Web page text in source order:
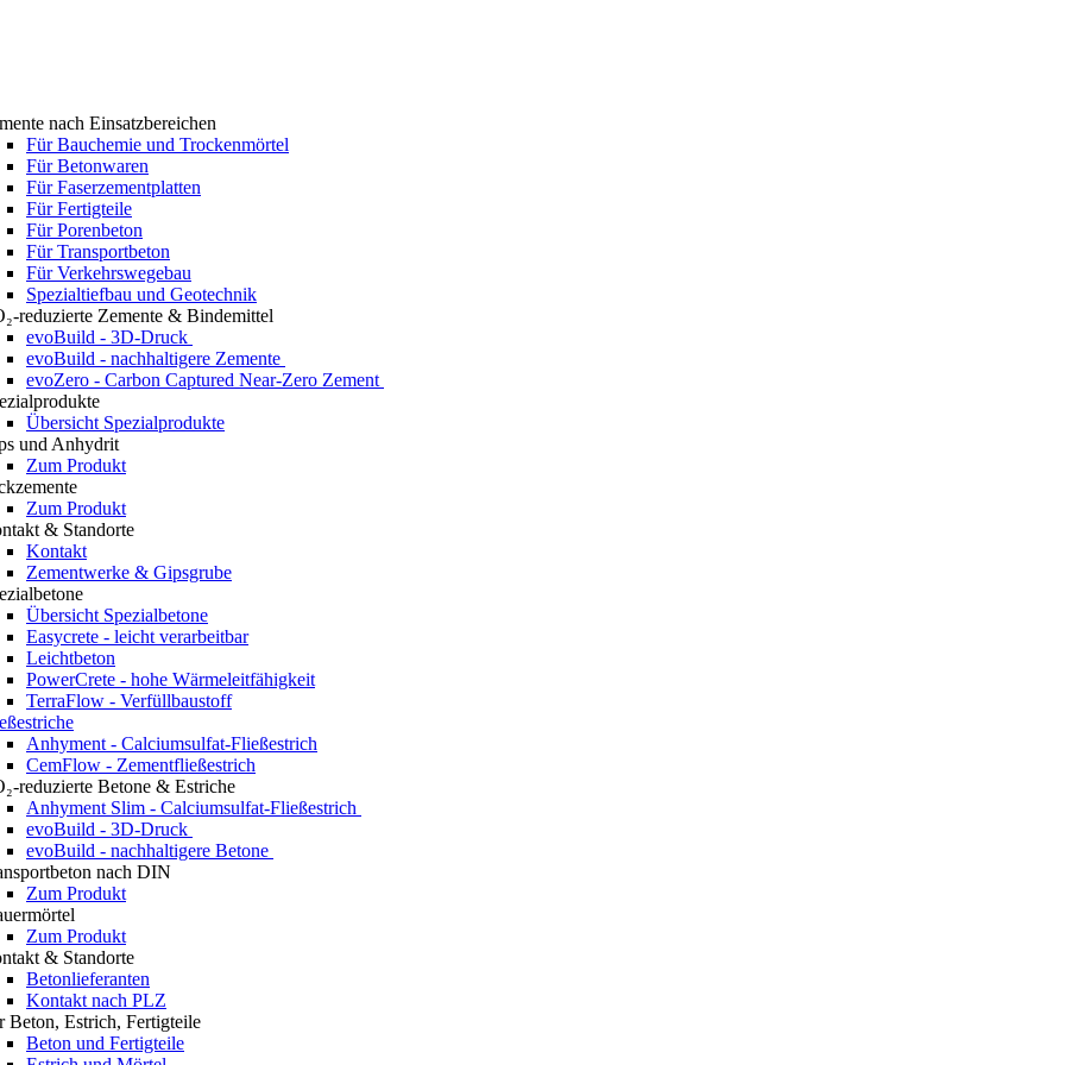
nach Einsatzbereichen
Für Bauchemie und Trockenmörtel
Für Betonwaren
Für Faserzementplatten
Für Fertigteile
Für Porenbeton
Für Transportbeton
Für Verkehrswegebau
Spezialtiefbau und Geotechnik
reduzierte Zemente & Bindemittel
evoBuild - 3D-Druck
evoBuild - nachhaltigere Zemente
evoZero - Carbon Captured Near-Zero Zement
Übersicht Spezialprodukte
und Anhydrit
Zum Produkt
Zum Produkt
& Standorte
Kontakt
Zementwerke & Gipsgrube
Übersicht Spezialbetone
Easycrete - leicht verarbeitbar
Leichtbeton
PowerCrete - hohe Wärmeleitfähigkeit
TerraFlow - Verfüllbaustoff
Anhyment - Calciumsulfat-Fließestrich
CemFlow - Zementfließestrich
reduzierte Betone & Estriche
Anhyment Slim - Calciumsulfat-Fließestrich
evoBuild - 3D-Druck
evoBuild - nachhaltigere Betone
nach DIN
Zum Produkt
Zum Produkt
& Standorte
Betonlieferanten
Kontakt nach PLZ
Beton, Estrich, Fertigteile
Beton und Fertigteile